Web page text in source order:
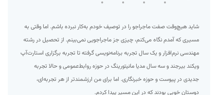
شاید هیچ‌وقت صفت ماجراجو را در توصیف خودم به‌کار نبرده‌ باشم. اما وقتی به
مسیری که آمدم نگاه می‌کنم، چیزی جز ماجراجویی نمی‌بینم. از تحصیل در رشته
مهندسی نرم‌افزار و یک سال تجربه برنامه‌نویسی گرفته تا تجربه برگزاری استارت‌آپ
ویکند بیرجند و سه سال مدیا مانیتورینگ در حوزه روابط‌عمومی و حالا تجربه
جدیدی در پیوست و حوزه خبرنگاری. اما برای من ارزشمند‌تر از هر تجربه‌ای،
دوستان خوبی بودند که در این مسیر پیدا کردم.